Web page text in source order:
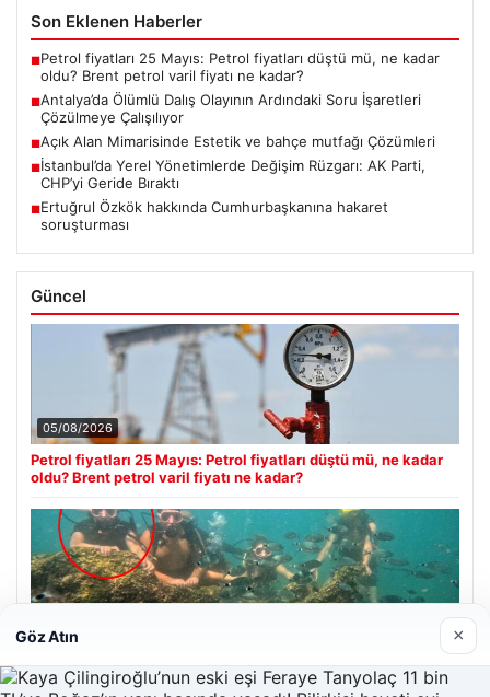
Son Eklenen Haberler
■Petrol fiyatları 25 Mayıs: Petrol fiyatları düştü mü, ne kadar
oldu? Brent petrol varil fiyatı ne kadar?
■Antalya’da Ölümlü Dalış Olayının Ardındaki Soru İşaretleri
Çözülmeye Çalışılıyor
■Açık Alan Mimarisinde Estetik ve bahçe mutfağı Çözümleri
■İstanbul’da Yerel Yönetimlerde Değişim Rüzgarı: AK Parti,
CHP’yi Geride Bıraktı
■Ertuğrul Özkök hakkında Cumhurbaşkanına hakaret
soruşturması
Güncel
05/08/2026
Petrol fiyatları 25 Mayıs: Petrol fiyatları düştü mü, ne kadar
oldu? Brent petrol varil fiyatı ne kadar?
Antalya’da Ölümlü Dalış Olayının Ardındaki Soru İşaretleri
Çözülmeye Çalışılıyor
Göz Atın ×